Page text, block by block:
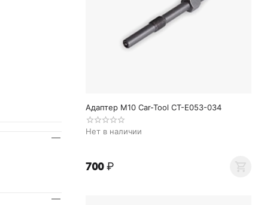
Адаптер M10 Car-Tool CT-E053-034
Нет в наличии
‍700‍₽